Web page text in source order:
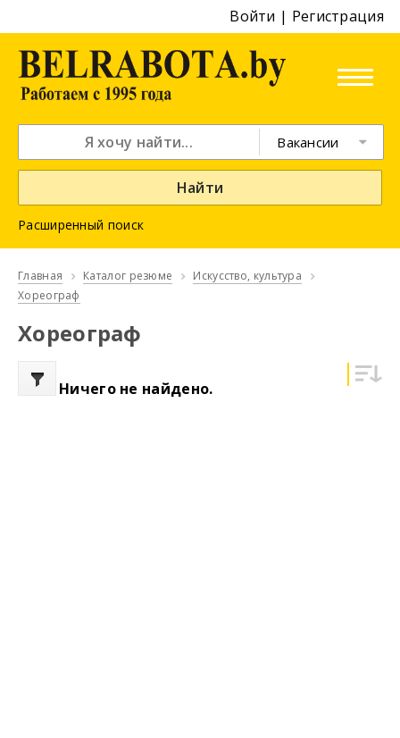
Войти | Регистрация
Вакансии
Найти
Расширенный поиск
Главная Каталог резюме
Искусство, культура
Хореограф
Хореограф
Ничего не найдено.